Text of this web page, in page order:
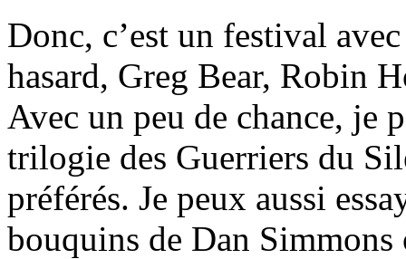
Donc, c’est un festival
hasard, Greg Bear, Robin
Avec un peu de chance, je
trilogie des Guerriers du
préférés. Je peux aussi
bouquins de Dan